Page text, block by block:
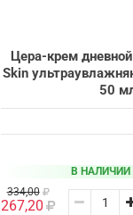
Цера-крем
Skin
50
В НАЛИЧИИ
334,00
267,20